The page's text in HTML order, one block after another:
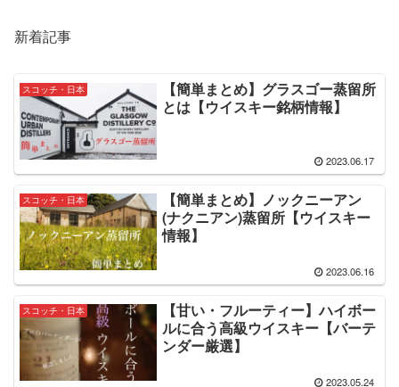
新着記事
スコッチ・日本
【簡単まとめ】グラスゴー蒸留所
とは【ウイスキー銘柄情報】
2023.06.17
スコッチ・日本
【簡単まとめ】ノックニーアン
(ナクニアン)蒸留所【ウイスキー
情報】
2023.06.16
スコッチ・日本
【甘い・フルーティー】ハイボー
ルに合う高級ウイスキー【バーテ
ンダー厳選】
2023.05.24